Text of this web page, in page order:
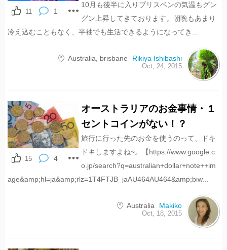
1
11
10月も後半に入りブリスベンの気温もグン
グン上昇してきております。朝晩もあまり
冷え込むこともなく、半袖でも生活できるようになってき...
Australia brisbane Rikiya Ishibashi
Oct, 24, 2015
shares
4
15
オーストラリアのお金事情・１
セントコインがない！？
旅行に行った先のお金を使うのって、ドキ
ドキしますよね~。【https://www.google.c
o.jp/search?q=australian+dollar+note++im
age&amp;hl=ja&amp;rlz=1T4FTJB_jaAU464AU464&amp;biw...
Australia Makiko
Oct, 18, 2015